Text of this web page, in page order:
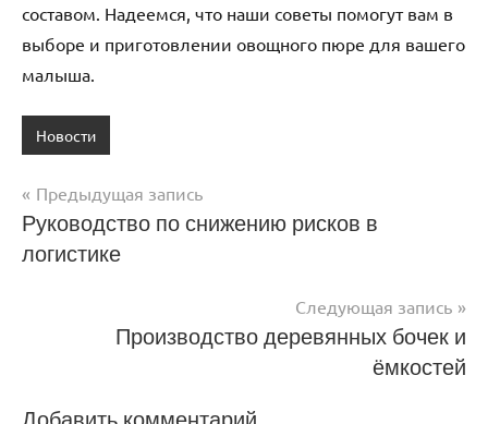
составом. Надеемся, что наши советы помогут вам в
выборе и приготовлении овощного пюре для вашего
малыша.
Новости
Навигация
по
Предыдущая запись
Руководство по снижению рисков в
логистике
Следующая запись
Производство деревянных бочек и
ёмкостей